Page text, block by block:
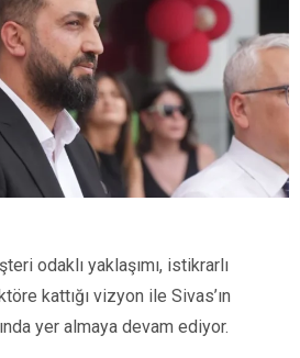
odaklı yaklaşımı, istikrarlı
kattığı vizyon ile Sivas’ın
yer almaya devam ediyor.